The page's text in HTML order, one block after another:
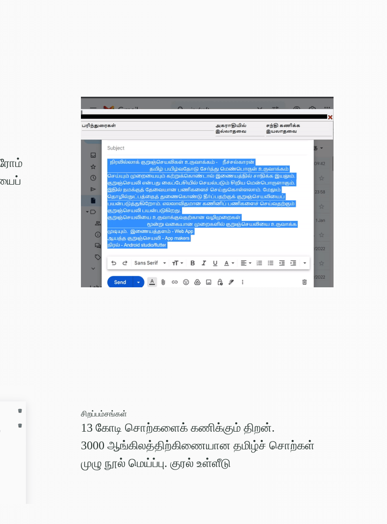
சிறப்பம்சங்கள்
13 கோடி சொற்களைக் கணிக்கும் திறன்.
3000 ஆங்கிலத்திற்கிணையான தமிழ்ச் சொற்கள்
முழு நூல் மெய்ப்பு. குரல் உள்ளீடு